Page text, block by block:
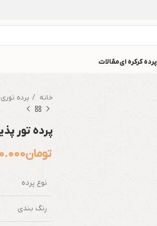
پرده کرکره ایمقالات
خانه پرده توری
پرده تور
تومان
نوع پرده
رنگ بندی